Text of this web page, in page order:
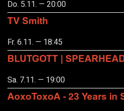
Do. 5.11. — 20:00
TV Smith
Fr. 6.11. — 18:45
BLUTGOTT |
Sa. 7.11. — 19:00
AoxoToxoA - 23 Years in